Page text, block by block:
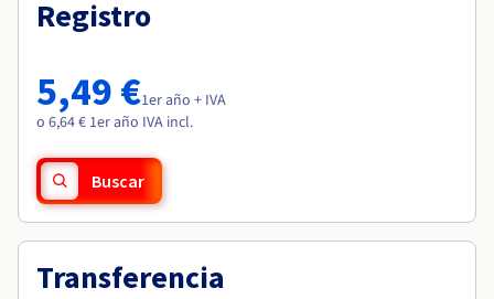
Precios
Roadmap & Changelog
Observabilidad
Roadmap y Changelog
Roadmap & Changelog
Roadmap & Changelog
Roadmap & Changelog
Registro
5,49 €1er año + IVA
o 6,64 € 1er año IVA incl.
Buscar
Transferencia